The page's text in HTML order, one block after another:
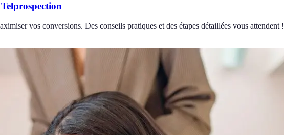
vos conversions. Des conseils pratiques et des étapes détaillées vous attendent !